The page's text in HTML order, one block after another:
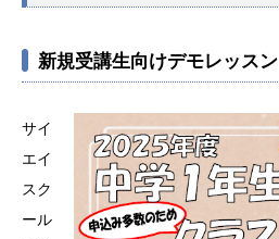
新規受講生向けデモレッスン
サイ
エイ
スク
ール